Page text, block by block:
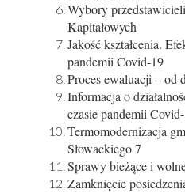
Wybory
Kapitałowych
Jakość kształcenia.
pandemii Covid-19
Proces ewaluacji – od
Informacja o
czasie pandemii
Termomodernizacja
Słowackiego 7
Sprawy bieżące i
Zamknięcie